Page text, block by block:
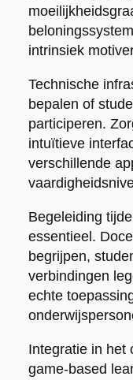
intrinsiek
Technische
bepalen of
participeren.
intuïtieve
verschillende
Begeleiding
essentieel.
begrijpen,
verbindingen
echte
Integratie in het
game-based